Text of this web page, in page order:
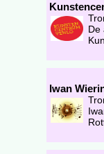
De
Iwan